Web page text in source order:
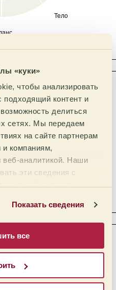
«куки»
чтобы анализировать
подходящий контент и
делиться
сетях. Мы передаем
на сайте партнерам
компаниям,
аналитикой. Наши
эти сведения с
Показать сведения
все
Тело
Тип
Яблочная
Молочная
Фосфорная
Винная
Тактильность
Кремовое
Маслянисто-кремовое
Маслянистое